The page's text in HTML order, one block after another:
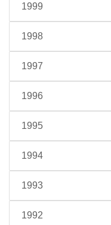
1999
1998
1997
1996
1995
1994
1993
1992